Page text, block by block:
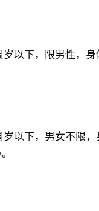
以下，限男性，
以下，男女不限